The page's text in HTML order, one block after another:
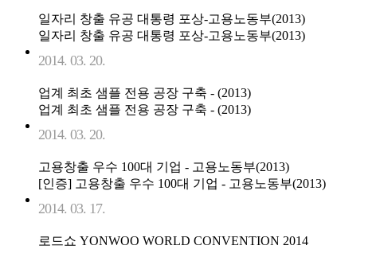
일자리 창출 유공 대통령 포상-고용노동부(2013)
일자리 창출 유공 대통령 포상-고용노동부(2013)
2014. 03. 20.
업계 최초 샘플 전용 공장 구축 - (2013)
업계 최초 샘플 전용 공장 구축 - (2013)
2014. 03. 20.
고용창출 우수 100대 기업 - 고용노동부(2013)
[인증] 고용창출 우수 100대 기업 - 고용노동부(2013)
2014. 03. 17.
로드쇼 YONWOO WORLD CONVENTION 2014